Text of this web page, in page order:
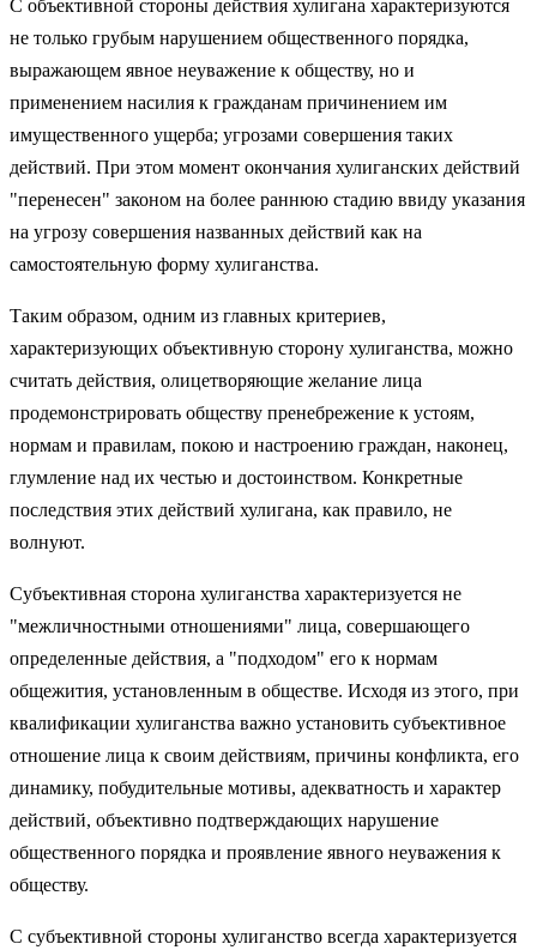
С объективной стороны действия хулигана характеризуются
не только грубым нарушением общественного порядка,
выражающем явное неуважение к обществу, но и
применением насилия к гражданам причинением им
имущественного ущерба; угрозами совершения таких
действий. При этом момент окончания хулиганских действий
"перенесен" законом на более раннюю стадию ввиду указания
на угрозу совершения названных действий как на
самостоятельную форму хулиганства.
Таким образом, одним из главных критериев,
характеризующих объективную сторону хулиганства, можно
считать действия, олицетворяющие желание лица
продемонстрировать обществу пренебрежение к устоям,
нормам и правилам, покою и настроению граждан, наконец,
глумление над их честью и достоинством. Конкретные
последствия этих действий хулигана, как правило, не
волнуют.
Субъективная сторона хулиганства характеризуется не
"межличностными отношениями" лица, совершающего
определенные действия, а "подходом" его к нормам
общежития, установленным в обществе. Исходя из этого, при
квалификации хулиганства важно установить субъективное
отношение лица к своим действиям, причины конфликта, его
динамику, побудительные мотивы, адекватность и характер
действий, объективно подтверждающих нарушение
общественного порядка и проявление явного неуважения к
обществу.
С субъективной стороны хулиганство всегда характеризуется